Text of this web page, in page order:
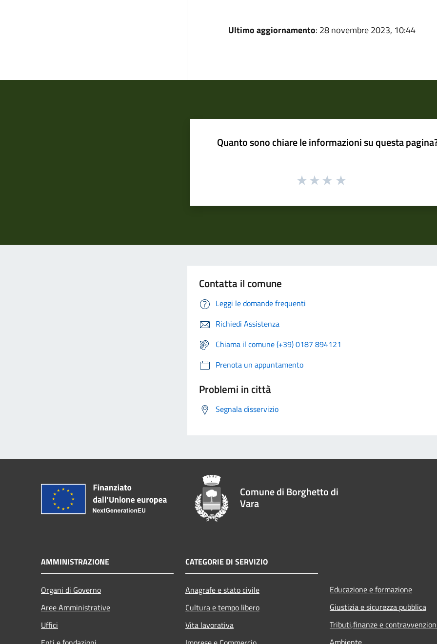
Ultimo aggiornamento: 28 novembre 2023, 10:44
Quanto sono chiare le informazioni su questa
Contatta il comune
Leggi le domande frequenti
Richiedi Assistenza
Chiama il comune (+39) 0187 894121
Prenota un appuntamento
Problemi in città
Segnala disservizio
Comune di Borghetto di
Vara
AMMINISTRAZIONE
Organi di Governo
Aree Amministrative
Uffici
CATEGORIE DI SERVIZIO
Anagrafe e stato civile
Cultura e tempo libero
Vita lavorativa
Educazione e formazione
Giustizia e sicurezza pubblica
Tributi,finanze e